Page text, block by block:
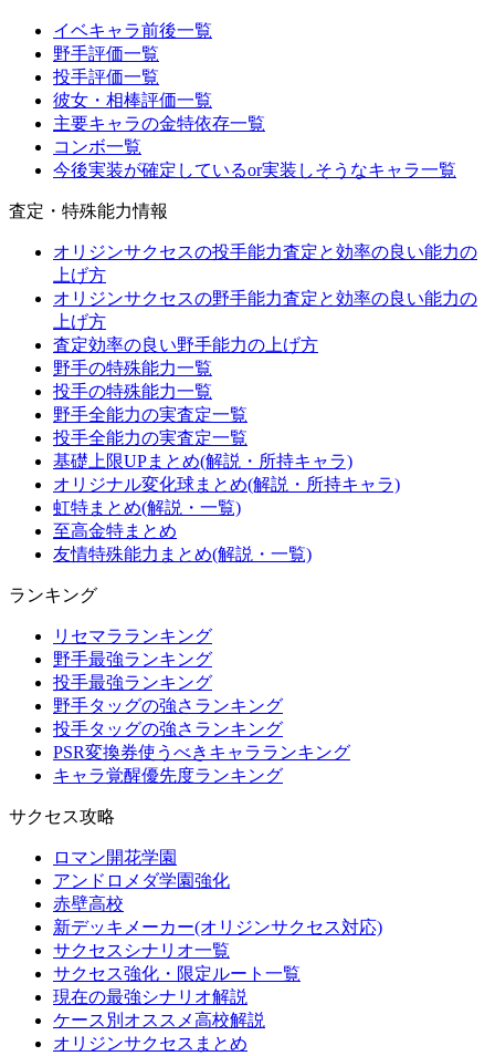
イベキャラ前後一覧
野手評価一覧
投手評価一覧
彼女・相棒評価一覧
主要キャラの金特依存一覧
コンボ一覧
今後実装が確定しているor実装しそうなキャラ一覧
査定・特殊能力情報
オリジンサクセスの投手能力査定と効率の良い能力の
上げ方
オリジンサクセスの野手能力査定と効率の良い能力の
上げ方
査定効率の良い野手能力の上げ方
野手の特殊能力一覧
投手の特殊能力一覧
野手全能力の実査定一覧
投手全能力の実査定一覧
基礎上限UPまとめ(解説・所持キャラ)
オリジナル変化球まとめ(解説・所持キャラ)
虹特まとめ(解説・一覧)
至高金特まとめ
友情特殊能力まとめ(解説・一覧)
ランキング
リセマラランキング
野手最強ランキング
投手最強ランキング
野手タッグの強さランキング
投手タッグの強さランキング
PSR変換券使うべきキャラランキング
キャラ覚醒優先度ランキング
サクセス攻略
ロマン開花学園
アンドロメダ学園強化
赤壁高校
新デッキメーカー(オリジンサクセス対応)
サクセスシナリオ一覧
サクセス強化・限定ルート一覧
現在の最強シナリオ解説
ケース別オススメ高校解説
オリジンサクセスまとめ